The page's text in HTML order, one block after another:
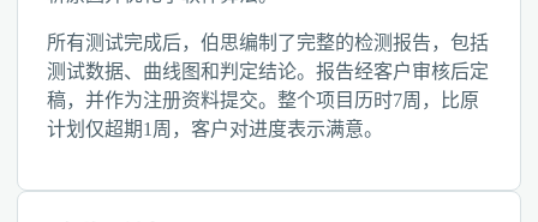
所有测试完成后，伯思编制了完整的检测报告，包括
测试数据、曲线图和判定结论。报告经客户审核后定
稿，并作为注册资料提交。整个项目历时7周，比原
计划仅超期1周，客户对进度表示满意。